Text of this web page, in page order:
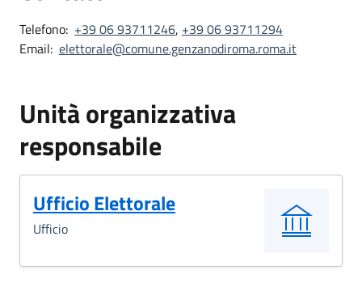
Telefono: +39 06 93711246, +39 06 93711294
Email: elettorale@comune.genzanodiroma.roma.it
Unità organizzativa
responsabile
Ufficio Elettorale
Ufficio